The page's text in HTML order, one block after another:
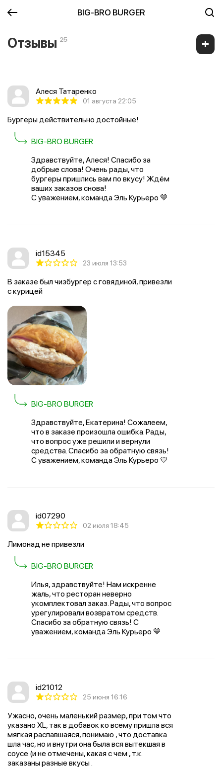
BIG-BRO BURGER
Отзывы 25
Алеся Татаренко
01 августа 22:05
Бургеры действительно достойные!
BIG-BRO BURGER
Здравствуйте, Алеся! Спасибо за
добрые слова! Очень рады, что
бургеры пришлись вам по вкусу! Ждём
ваших заказов снова!
С уважением, команда Эль Курьеро 💛
id15345
23 июля 13:53
В заказе был чизбургер с говядиной, привезли
с курицей
BIG-BRO BURGER
Здравствуйте, Екатерина! Сожалеем,
что в заказе произошла ошибка. Рады,
что вопрос уже решили и вернули
средства. Спасибо за обратную связь!
С уважением, команда Эль Курьеро 💛
id07290
02 июля 18:45
Лимонад не привезли
BIG-BRO BURGER
Илья, здравствуйте! Нам искренне
жаль, что ресторан неверно
укомплектовал заказ. Рады, что вопрос
урегулировали возвратом средств.
Спасибо за обратную связь! С
уважением, команда Эль Курьеро 💛
id21012
25 июня 16:16
Ужасно, очень маленький размер, при том что
указано XL, так в добавок ко всему пришла вся
мягкая распавшаяся, понимаю , что доставка
шла час, но и внутри она была вся вытекшая в
соусе (и не отмечены, какая с чем , т.к.
заказаны разные вкусы .